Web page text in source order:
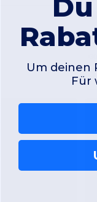
Um deinen
Für